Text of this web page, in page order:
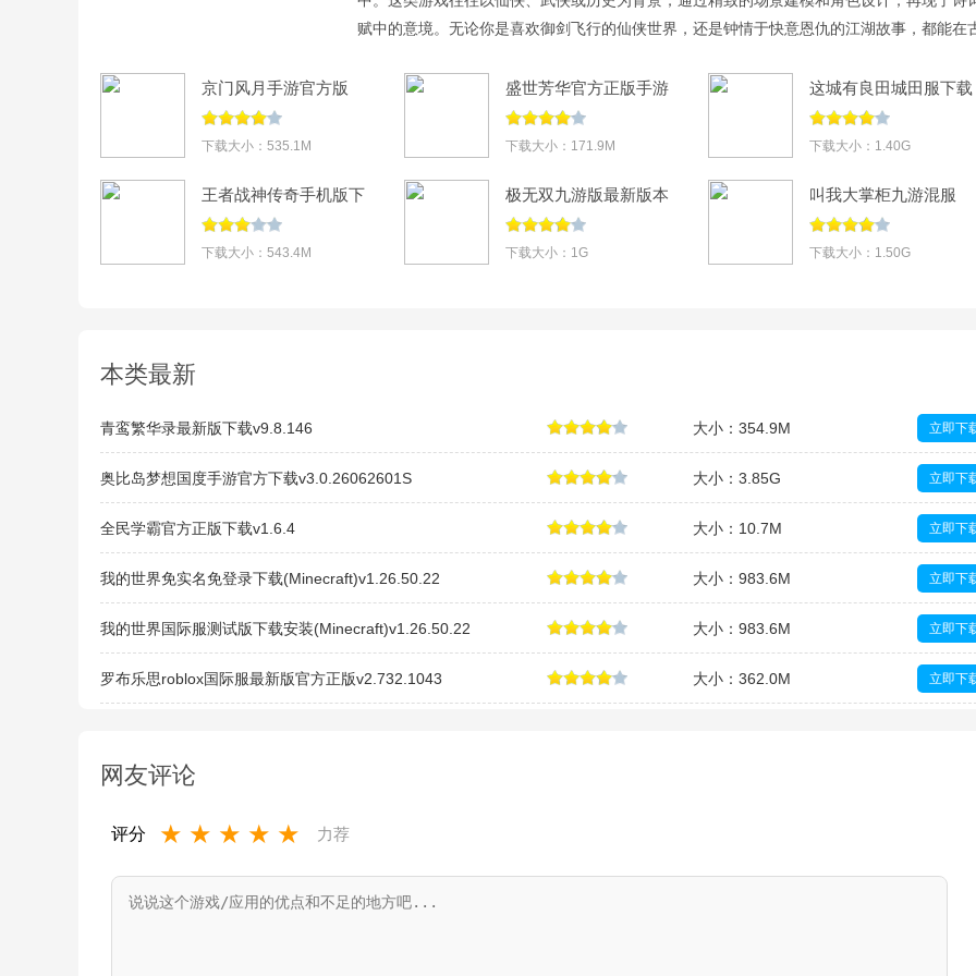
赋中的意境。无论你是喜欢御剑飞行的仙侠世界，还是钟情于快意恩仇的江湖故事，都能在
演修仙者，历经劫难飞升成仙；而武侠类则强调自由探索与招式对决，拳
京门风月手游官方版
v2.2.9
下载大小：535.1M
盛世芳华官方正版手游
下载v1.0.54
下载大小：171.9M
这城有良田城田服下载
v276.000
下载大小：1.40G
王者战神传奇手机版下
载v1.0.7
下载大小：543.4M
极无双九游版最新版本
v16.30.0
下载大小：1G
叫我大掌柜九游混服
v8.7.2
下载大小：1.50G
本类最新
青鸾繁华录最新版下载v9.8.146 大小：354.9M 立即下
奥比岛梦想国度手游官方下载v3.0.26062601S 大小：3.85G 立即下
全民学霸官方正版下载v1.6.4 大小：10.7M 立即下
我的世界免实名免登录下载(Minecraft)v1.26.50.22 大小：983.6M 立即下
我的世界国际服测试版下载安装(Minecraft)v1.26.50.22 大小：983.6M 立即下
罗布乐思roblox国际服最新版官方正版v2.732.1043 大小：362.0M 立即下
网友评论
评分 ★ ★ ★ ★ ★ 力荐